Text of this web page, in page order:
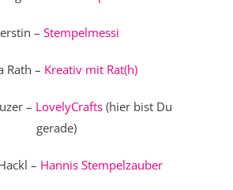
– Stempelmessi
Rath – Kreativ mit Rat(h)
– LovelyCrafts (hier bist Du
gerade)
– Hannis Stempelzauber